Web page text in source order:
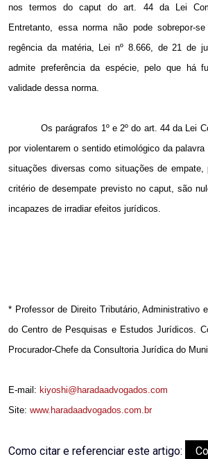
nos termos do caput do art. 44 da Lei
Entretanto, essa norma não pode sobrepor-
regência da matéria, Lei nº 8.666, de 21 de
admite preferência da espécie, pelo que há
validade dessa norma.
Os parágrafos 1º e 2º do art. 44 da Lei
por violentarem o sentido etimológico da palavra
situações diversas como situações de
critério de desempate previsto no caput, são
incapazes de irradiar efeitos jurídicos.
* Professor de Direito Tributário, Administrativo
do Centro de Pesquisas e Estudos Jurídicos.
Procurador-Chefe da Consultoria Jurídica do
E-mail: kiyoshi@haradaadvogados.com
Site: www.haradaadvogados.com.br
Como citar e referenciar este artigo: